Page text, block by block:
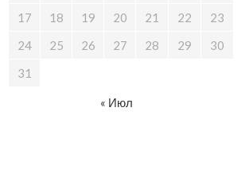
17
18 19 20 21 22
23
24
25 26 27 28 29
30
31
« Июл